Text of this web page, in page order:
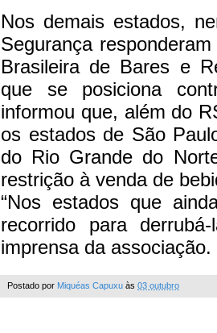
Nos demais estados,
Segurança
Brasileira de Bares e
que se posiciona
informou que, além do
os estados de São
do Rio Grande do
restrição à venda de
“Nos estados que
recorrido para
imprensa da associação.
Postado por Miquéas Capuxu às 03 outubro